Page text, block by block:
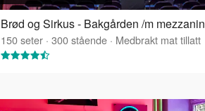
Brød og Sirkus - Bakgården /m mezzanin
150seter · 300stående · Medbrakt mat tillatt